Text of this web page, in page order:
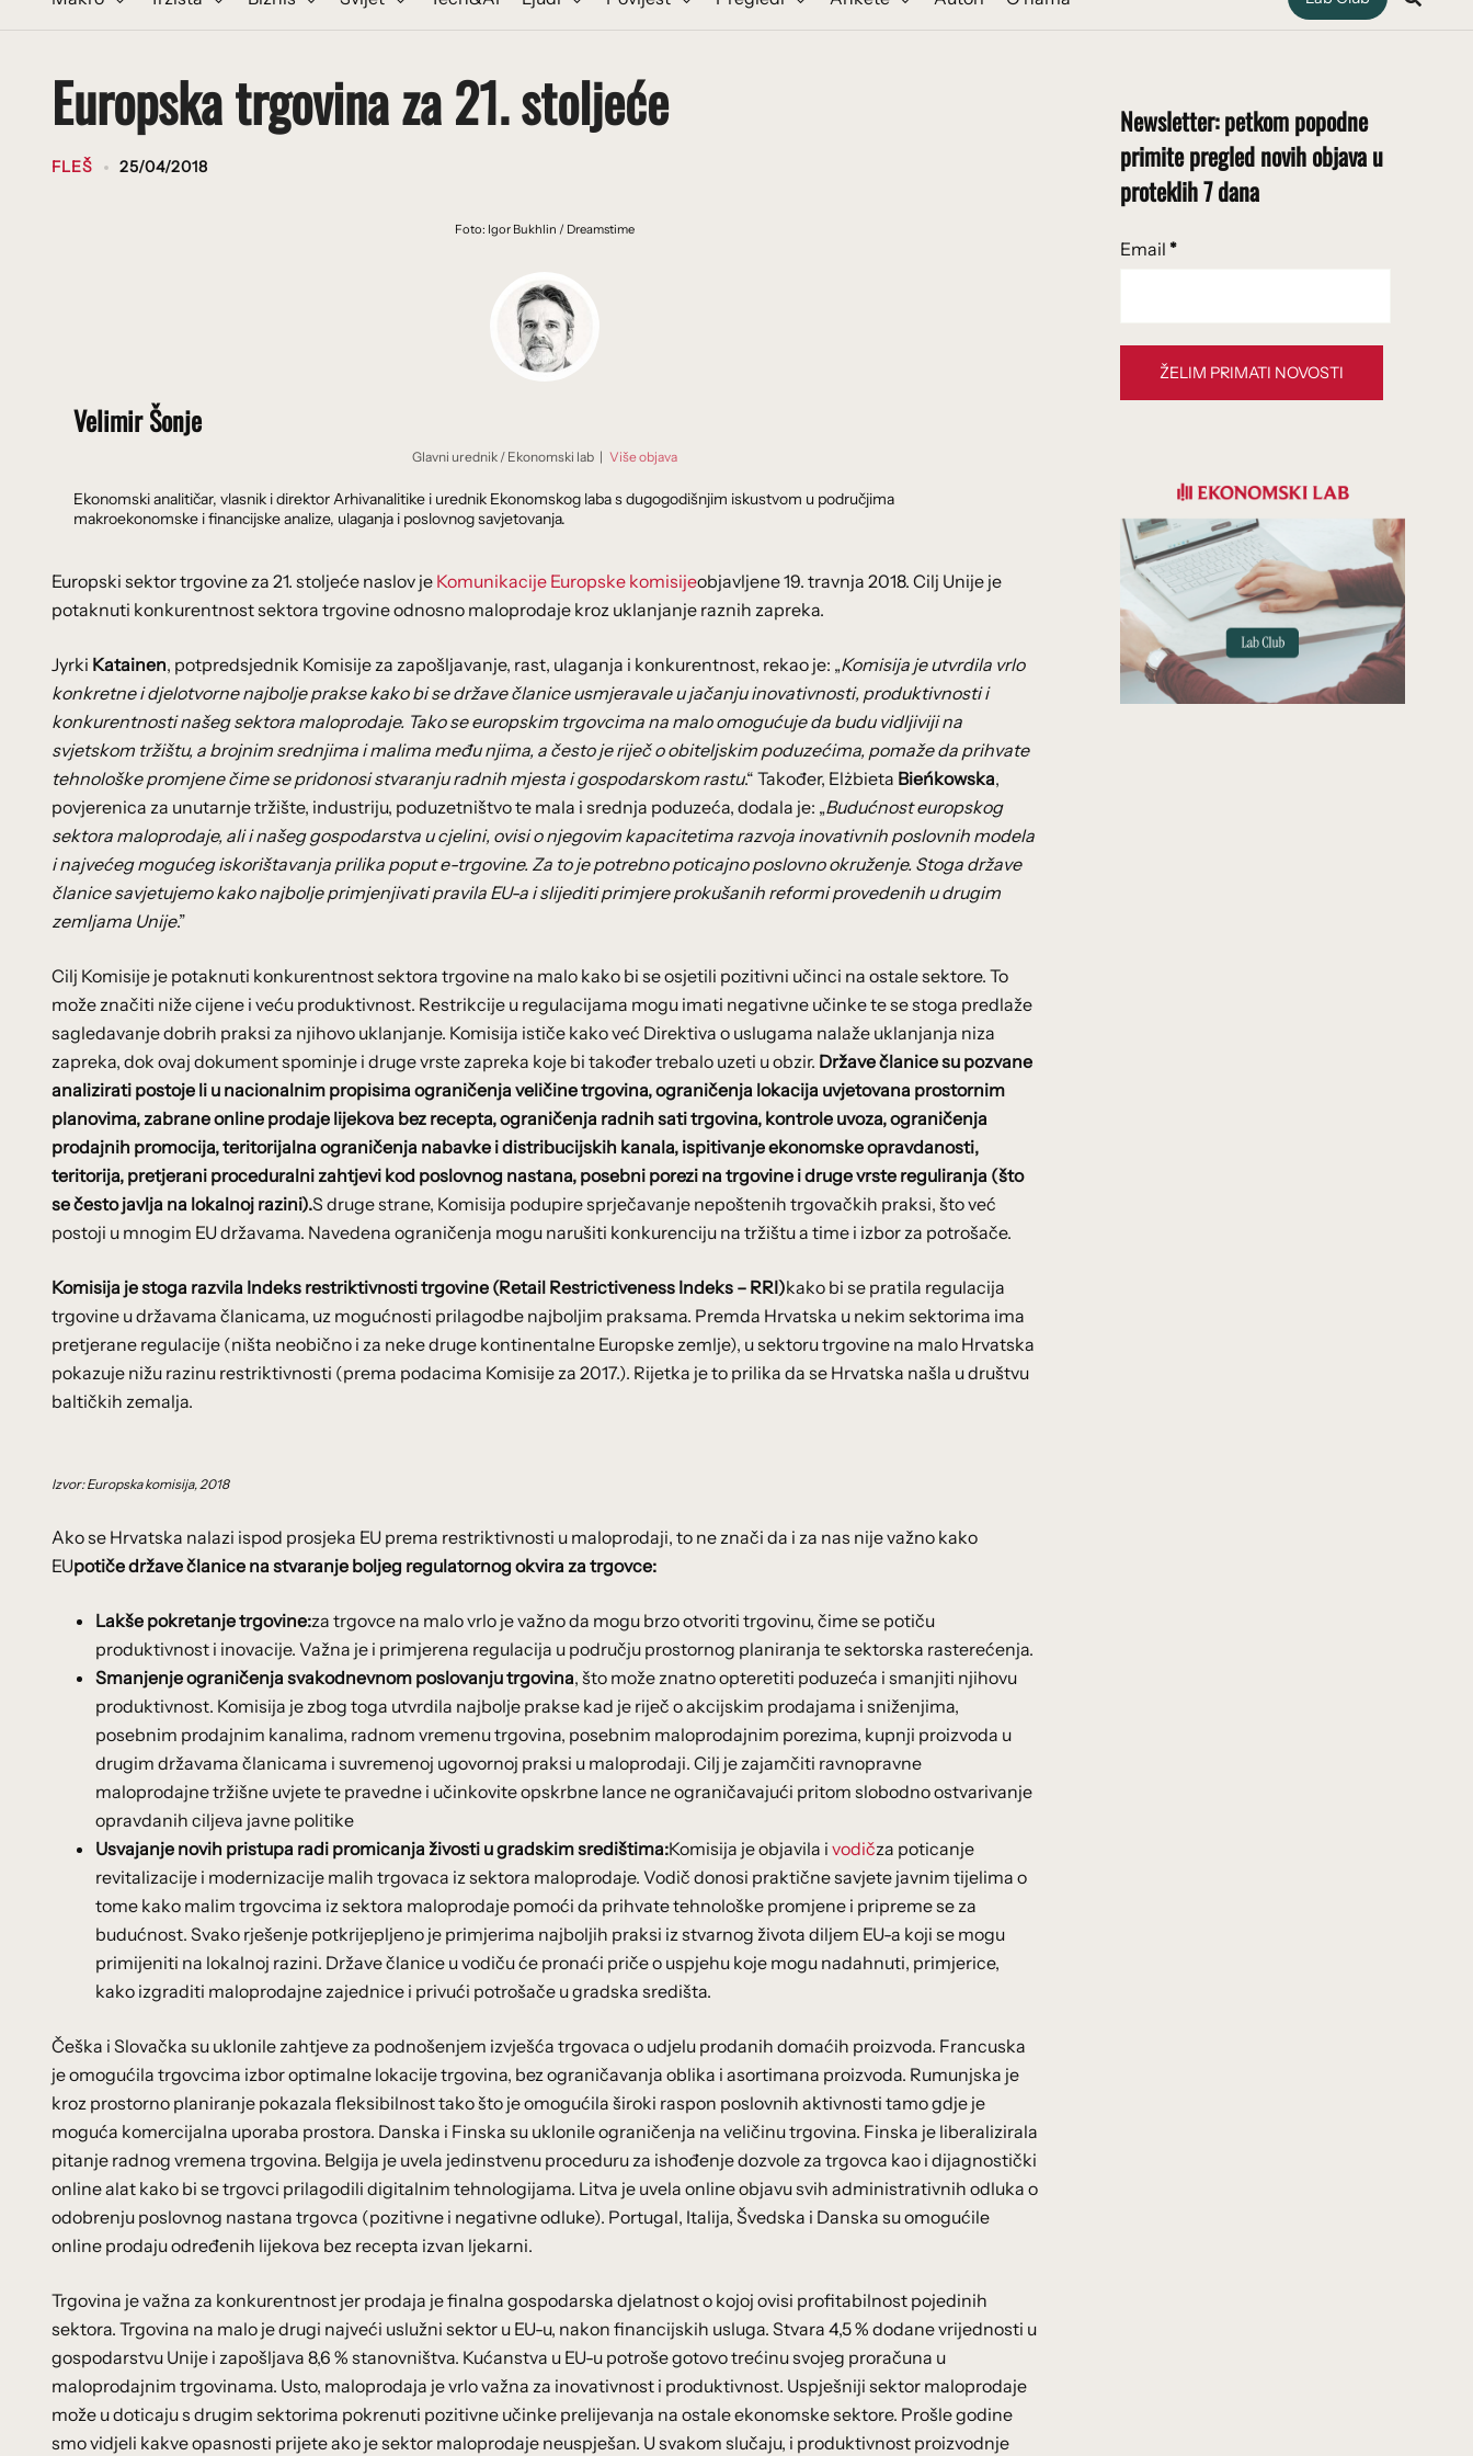
Europska trgovina za 21. stoljeće
FLEŠ 25/04/2018
Foto: Igor Bukhlin / Dreamstime
Velimir Šonje
Glavni urednik / Ekonomski lab | Više objava
Ekonomski analitičar, vlasnik i direktor Arhivanalitike i urednik Ekonomskog laba s dugogodišnjim iskustvom u područjima
makroekonomske i financijske analize, ulaganja i poslovnog savjetovanja.
Europski sektor trgovine za 21. stoljeće naslov je Komunikacije Europske komisijeobjavljene 19. travnja 2018. Cilj Unije je
potaknuti konkurentnost sektora trgovine odnosno maloprodaje kroz uklanjanje raznih zapreka.
Jyrki Katainen, potpredsjednik Komisije za zapošljavanje, rast, ulaganja i konkurentnost, rekao je: „Komisija je utvrdila vrlo
konkretne i djelotvorne najbolje prakse kako bi se države članice usmjeravale u jačanju inovativnosti, produktivnosti i
konkurentnosti našeg sektora maloprodaje. Tako se europskim trgovcima na malo omogućuje da budu vidljiviji na
svjetskom tržištu, a brojnim srednjima i malima među njima, a često je riječ o obiteljskim poduzećima, pomaže da prihvate
tehnološke promjene čime se pridonosi stvaranju radnih mjesta i gospodarskom rastu.“ Također, Elżbieta Bieńkowska,
povjerenica za unutarnje tržište, industriju, poduzetništvo te mala i srednja poduzeća, dodala je: „Budućnost europskog
sektora maloprodaje, ali i našeg gospodarstva u cjelini, ovisi o njegovim kapacitetima razvoja inovativnih poslovnih modela
i najvećeg mogućeg iskorištavanja prilika poput e-trgovine. Za to je potrebno poticajno poslovno okruženje. Stoga države
članice savjetujemo kako najbolje primjenjivati pravila EU-a i slijediti primjere prokušanih reformi provedenih u drugim
zemljama Unije.”
Cilj Komisije je potaknuti konkurentnost sektora trgovine na malo kako bi se osjetili pozitivni učinci na ostale sektore. To
može značiti niže cijene i veću produktivnost. Restrikcije u regulacijama mogu imati negativne učinke te se stoga predlaže
sagledavanje dobrih praksi za njihovo uklanjanje. Komisija ističe kako već Direktiva o uslugama nalaže uklanjanja niza
zapreka, dok ovaj dokument spominje i druge vrste zapreka koje bi također trebalo uzeti u obzir. Države članice su pozvane
analizirati postoje li u nacionalnim propisima ograničenja veličine trgovina, ograničenja lokacija uvjetovana prostornim
planovima, zabrane online prodaje lijekova bez recepta, ograničenja radnih sati trgovina, kontrole uvoza, ograničenja
prodajnih promocija, teritorijalna ograničenja nabavke i distribucijskih kanala, ispitivanje ekonomske opravdanosti,
teritorija, pretjerani proceduralni zahtjevi kod poslovnog nastana, posebni porezi na trgovine i druge vrste reguliranja (što
se često javlja na lokalnoj razini).S druge strane, Komisija podupire sprječavanje nepoštenih trgovačkih praksi, što već
postoji u mnogim EU državama. Navedena ograničenja mogu narušiti konkurenciju na tržištu a time i izbor za potrošače.
Komisija je stoga razvila Indeks restriktivnosti trgovine (Retail Restrictiveness Indeks – RRI)kako bi se pratila regulacija
trgovine u državama članicama, uz mogućnosti prilagodbe najboljim praksama. Premda Hrvatska u nekim sektorima ima
pretjerane regulacije (ništa neobično i za neke druge kontinentalne Europske zemlje), u sektoru trgovine na malo Hrvatska
pokazuje nižu razinu restriktivnosti (prema podacima Komisije za 2017.). Rijetka je to prilika da se Hrvatska našla u društvu
baltičkih zemalja.
Izvor: Europska komisija, 2018
Ako se Hrvatska nalazi ispod prosjeka EU prema restriktivnosti u maloprodaji, to ne znači da i za nas nije važno kako
EUpotiče države članice na stvaranje boljeg regulatornog okvira za trgovce:
Lakše pokretanje trgovine:za trgovce na malo vrlo je važno da mogu brzo otvoriti trgovinu, čime se potiču
produktivnost i inovacije. Važna je i primjerena regulacija u području prostornog planiranja te sektorska rasterećenja.
Smanjenje ograničenja svakodnevnom poslovanju trgovina, što može znatno opteretiti poduzeća i smanjiti njihovu
produktivnost. Komisija je zbog toga utvrdila najbolje prakse kad je riječ o akcijskim prodajama i sniženjima,
posebnim prodajnim kanalima, radnom vremenu trgovina, posebnim maloprodajnim porezima, kupnji proizvoda u
drugim državama članicama i suvremenoj ugovornoj praksi u maloprodaji. Cilj je zajamčiti ravnopravne
maloprodajne tržišne uvjete te pravedne i učinkovite opskrbne lance ne ograničavajući pritom slobodno ostvarivanje
opravdanih ciljeva javne politike
Usvajanje novih pristupa radi promicanja živosti u gradskim središtima:Komisija je objavila i vodičza poticanje
revitalizacije i modernizacije malih trgovaca iz sektora maloprodaje. Vodič donosi praktične savjete javnim tijelima o
tome kako malim trgovcima iz sektora maloprodaje pomoći da prihvate tehnološke promjene i pripreme se za
budućnost. Svako rješenje potkrijepljeno je primjerima najboljih praksi iz stvarnog života diljem EU-a koji se mogu
primijeniti na lokalnoj razini. Države članice u vodiču će pronaći priče o uspjehu koje mogu nadahnuti, primjerice,
kako izgraditi maloprodajne zajednice i privući potrošače u gradska središta.
Češka i Slovačka su uklonile zahtjeve za podnošenjem izvješća trgovaca o udjelu prodanih domaćih proizvoda. Francuska
je omogućila trgovcima izbor optimalne lokacije trgovina, bez ograničavanja oblika i asortimana proizvoda. Rumunjska je
kroz prostorno planiranje pokazala fleksibilnost tako što je omogućila široki raspon poslovnih aktivnosti tamo gdje je
moguća komercijalna uporaba prostora. Danska i Finska su uklonile ograničenja na veličinu trgovina. Finska je liberalizirala
pitanje radnog vremena trgovina. Belgija je uvela jedinstvenu proceduru za ishođenje dozvole za trgovca kao i dijagnostički
online alat kako bi se trgovci prilagodili digitalnim tehnologijama. Litva je uvela online objavu svih administrativnih odluka o
odobrenju poslovnog nastana trgovca (pozitivne i negativne odluke). Portugal, Italija, Švedska i Danska su omogućile
online prodaju određenih lijekova bez recepta izvan ljekarni.
Trgovina je važna za konkurentnost jer prodaja je finalna gospodarska djelatnost o kojoj ovisi profitabilnost pojedinih
sektora. Trgovina na malo je drugi najveći uslužni sektor u EU-u, nakon financijskih usluga. Stvara 4,5 % dodane vrijednosti u
gospodarstvu Unije i zapošljava 8,6 % stanovništva. Kućanstva u EU-u potroše gotovo trećinu svojeg proračuna u
maloprodajnim trgovinama. Usto, maloprodaja je vrlo važna za inovativnost i produktivnost. Uspješniji sektor maloprodaje
može u doticaju s drugim sektorima pokrenuti pozitivne učinke prelijevanja na ostale ekonomske sektore. Prošle godine
smo vidjeli kakve opasnosti prijete ako je sektor maloprodaje neuspješan. U svakom slučaju, i produktivnost proizvodnje
Newsletter: petkom popodne
primite pregled novih objava u
proteklih 7 dana
Email *